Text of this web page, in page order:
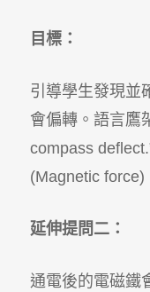
目標：
引導學生發現並
會偏轉。語言鷹
compass
(Magnetic force)
延伸提問二：
通電後的電磁鐵